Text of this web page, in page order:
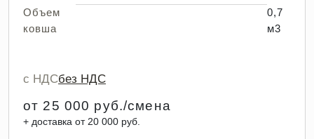
Объем
ковша
0,7
м3
с НДСбез НДС
от 25 000 руб./смена
+ доставка от 20 000 руб.